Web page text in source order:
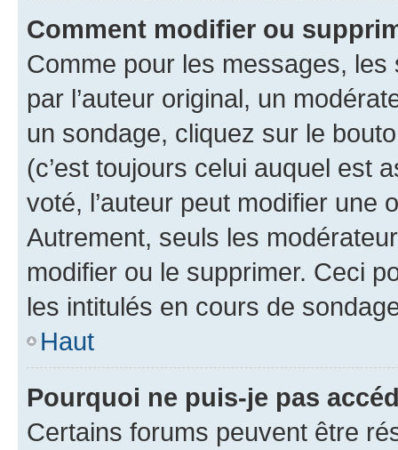
Comment modifier ou
Comme pour les messages,
par l’auteur original, un
un sondage, cliquez sur le
(c’est toujours celui auquel est
voté, l’auteur peut modifier une
Autrement, seuls les
modifier ou le supprimer. Ceci
les intitulés en cours de
Haut
Pourquoi ne puis-je pas
Certains forums peuvent être